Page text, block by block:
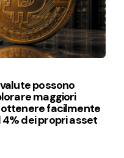
possono
maggiori
facilmente
dei propri asset